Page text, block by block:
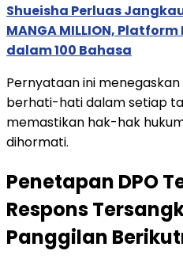
Shueisha Perluas
MANGA MILLION,
dalam 100 Bahasa
Pernyataan ini
berhati-hati dalam setiap
memastikan hak-hak
dihormati.
Penetapan DPO
Respons
Panggilan